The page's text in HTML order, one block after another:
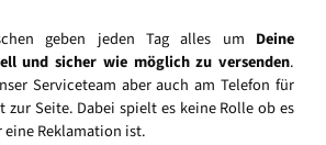
geben jeden Tag alles um Deine
und sicher wie möglich zu versenden.
Serviceteam aber auch am Telefon für
zur Seite. Dabei spielt es keine Rolle ob es
Reklamation ist.